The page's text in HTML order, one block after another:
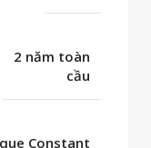
2 năm toàn
cầu
Constant